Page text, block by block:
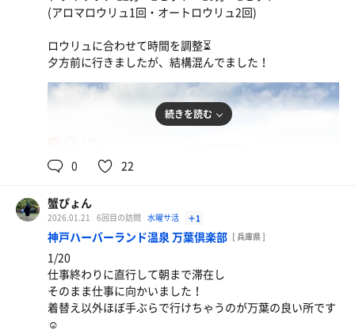
(アロマロウリュ1回・オートロウリュ2回)
ロウリュに合わせて時間を調整⏳
夕方前に行きましたが、結構混んでました！
続きを読む
0 22
蟹ぴょん
2026.01.21 6回目の訪問 水曜サ活 ＋1
神戸ハーバーランド温泉 万葉倶楽部 [ 兵庫県 ]
1/20
仕事終わりに直行して朝まで滞在し
そのまま仕事に向かいました！
着替え以外ほぼ手ぶらで行けちゃうのが万葉の良い所です
☺️